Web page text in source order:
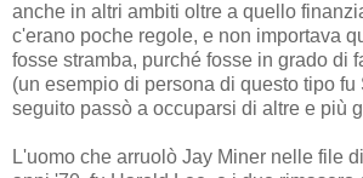
anche in altri ambiti oltre a quello
c'erano poche regole, e non importava
fosse stramba, purché fosse in grado di
(un esempio di persona di questo tipo fu
seguito passò a occuparsi di altre e più
L'uomo che arruolò Jay Miner nelle file